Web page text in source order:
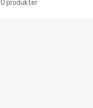
0 produkter